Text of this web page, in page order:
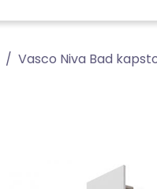
Vasco Niva Bad